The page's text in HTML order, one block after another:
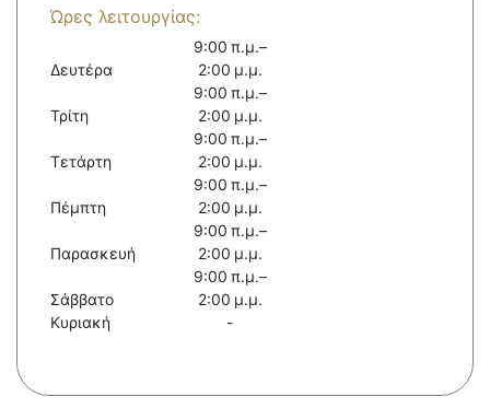
Ώρες λειτουργίας:
Δευτέρα
9:00 π.μ.–
2:00 μ.μ.
Τρίτη
9:00 π.μ.–
2:00 μ.μ.
Τετάρτη
9:00 π.μ.–
2:00 μ.μ.
Πέμπτη
9:00 π.μ.–
2:00 μ.μ.
Παρασκευή
9:00 π.μ.–
2:00 μ.μ.
Σάββατο
9:00 π.μ.–
2:00 μ.μ.
Κυριακή
-